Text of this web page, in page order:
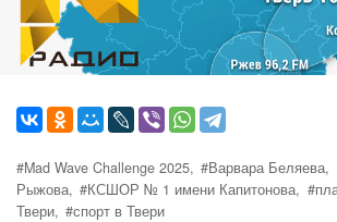
#Mad Wave Challenge 2025, #Варвара Беляева,
Рыжова, #КСШОР № 1 имени Капитонова,
Твери, #спорт в Твери